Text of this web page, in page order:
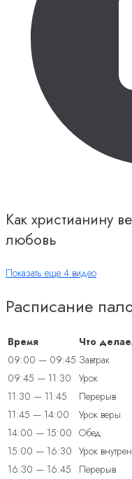
Как христианину
любовь
Показать еще 4 видео
Расписание
Время
Что
09:00 — 09:45 Завтрак
09:45 — 11:30 Урок
11:30 — 11:45
Перерыв
11:45 — 14:00
Урок веры
14:00 — 15:00 Обед
15:00 — 16:30 Урок
16:30 — 16:45
Перерыв